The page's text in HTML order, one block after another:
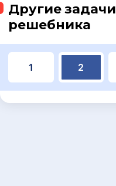
Другие
решебника
1 2